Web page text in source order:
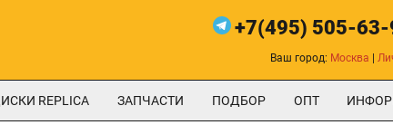
+7(495) 505-
Ваш город: Москва
REPLICA ЗАПЧАСТИ ПОДБОР ОПТ